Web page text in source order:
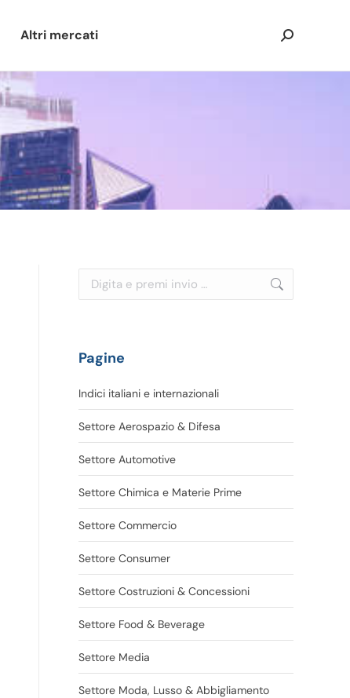
Altri mercati Cerca:
Cerca:
Pagine
Indici italiani e internazionali
Settore Aerospazio & Difesa
Settore Automotive
Settore Chimica e Materie Prime
Settore Commercio
Settore Consumer
Settore Costruzioni & Concessioni
Settore Food & Beverage
Settore Media
Settore Moda, Lusso & Abbigliamento